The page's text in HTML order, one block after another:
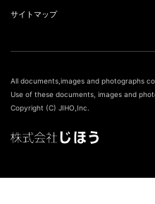
サイトマップ
All documents,images and photographs
Use of these documents, images and
Copyright (C) JIHO,Inc.